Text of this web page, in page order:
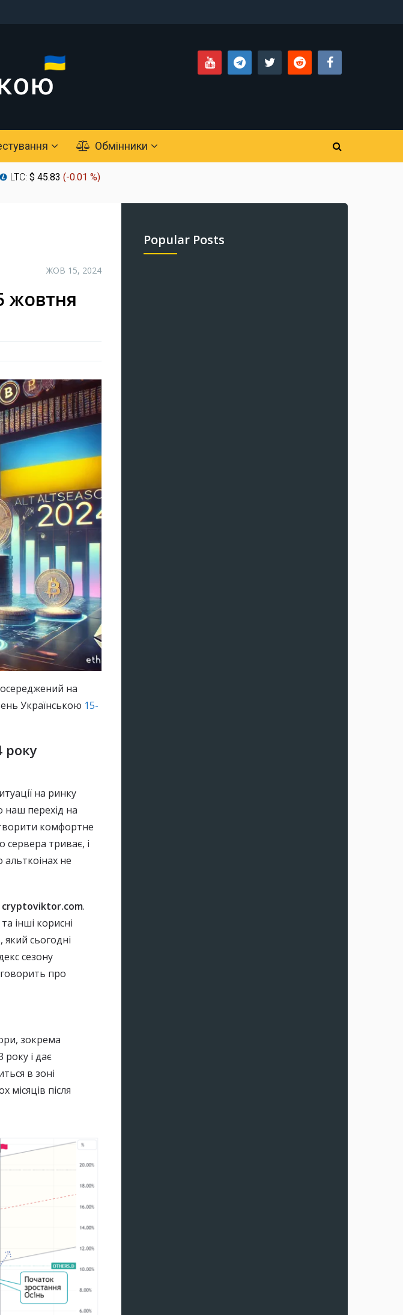
Обмінники
LTC: $ 45.83 (-0.01 %)
ЖОВ 15, 2024
жовтня
на
Українською 15-
року
на ринку
наш перехід на
комфортне
триває, і
не
cryptoviktor.com.
інші корисні
, який сьогодні
сезону
про
зокрема
року і дає
в зоні
місяців після
Popular Posts